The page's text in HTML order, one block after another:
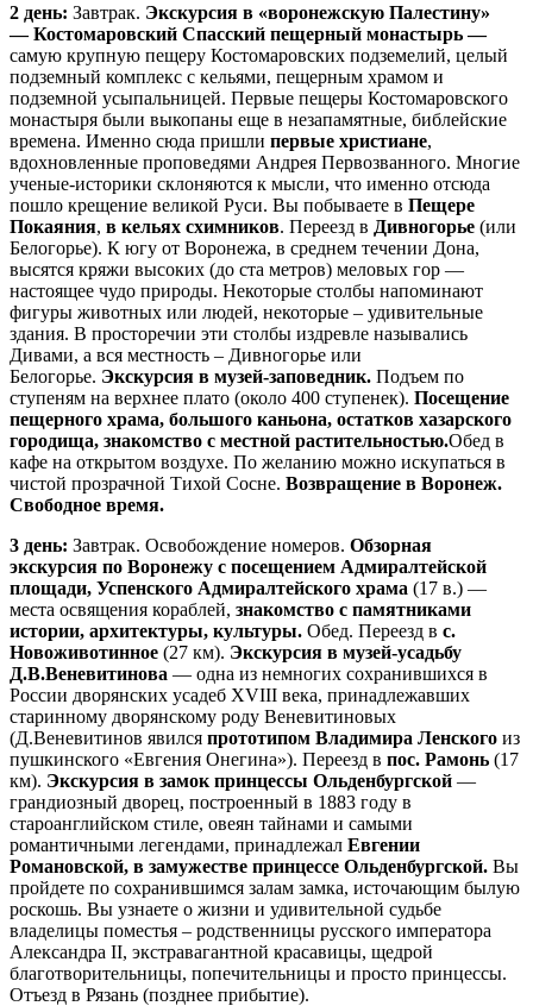
2 день: Завтрак. Экскурсия в «воронежскую Палестину»
— Костомаровский Спасский пещерный монастырь —
самую крупную пещеру Костомаровских подземелий, целый
подземный комплекс с кельями, пещерным храмом и
подземной усыпальницей. Первые пещеры Костомаровского
монастыря были выкопаны еще в незапамятные, библейские
времена. Именно сюда пришли первые христиане,
вдохновленные проповедями Андрея Первозванного. Многие
ученые-историки склоняются к мысли, что именно отсюда
пошло крещение великой Руси. Вы побываете в Пещере
Покаяния, в кельях схимников. Переезд в Дивногорье (или
Белогорье). К югу от Воронежа, в среднем течении Дона,
высятся кряжи высоких (до ста метров) меловых гор —
настоящее чудо природы. Некоторые столбы напоминают
фигуры животных или людей, некоторые – удивительные
здания. В просторечии эти столбы издревле назывались
Дивами, а вся местность – Дивногорье или
Белогорье. Экскурсия в музей-заповедник. Подъем по
ступеням на верхнее плато (около 400 ступенек). Посещение
пещерного храма, большого каньона, остатков хазарского
городища, знакомство с местной растительностью.Обед в
кафе на открытом воздухе. По желанию можно искупаться в
чистой прозрачной Тихой Сосне. Возвращение в Воронеж.
Свободное время.
3 день: Завтрак. Освобождение номеров. Обзорная
экскурсия по Воронежу с посещением Адмиралтейской
площади, Успенского Адмиралтейского храма (17 в.) —
места освящения кораблей, знакомство с памятниками
истории, архитектуры, культуры. Обед. Переезд в с.
Новоживотинное (27 км). Экскурсия в музей-усадьбу
Д.В.Веневитинова — одна из немногих сохранившихся в
России дворянских усадеб XVIII века, принадлежавших
старинному дворянскому роду Веневитиновых
(Д.Веневитинов явился прототипом Владимира Ленского из
пушкинского «Евгения Онегина»). Переезд в пос. Рамонь (17
км). Экскурсия в замок принцессы Ольденбургской —
грандиозный дворец, построенный в 1883 году в
староанглийском стиле, овеян тайнами и самыми
романтичными легендами, принадлежал Евгении
Романовской, в замужестве принцессе Ольденбургской. Вы
пройдете по сохранившимся залам замка, источающим былую
роскошь. Вы узнаете о жизни и удивительной судьбе
владелицы поместья – родственницы русского императора
Александра II, экстравагантной красавицы, щедрой
благотворительницы, попечительницы и просто принцессы.
Отъезд в Рязань (позднее прибытие).